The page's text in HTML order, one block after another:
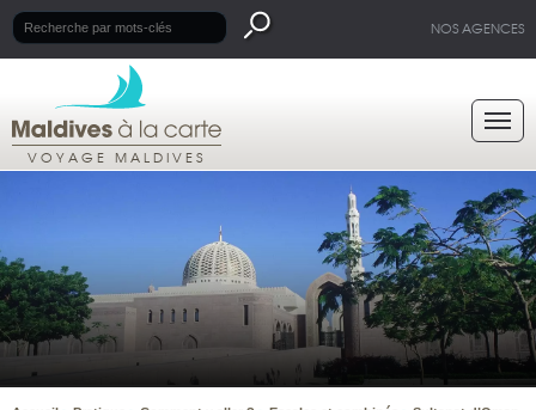
NOS AGENCES
VOYAGE MALDIVES